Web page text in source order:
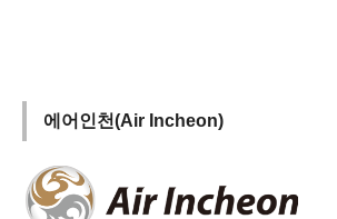
에어인천(Air Incheon)